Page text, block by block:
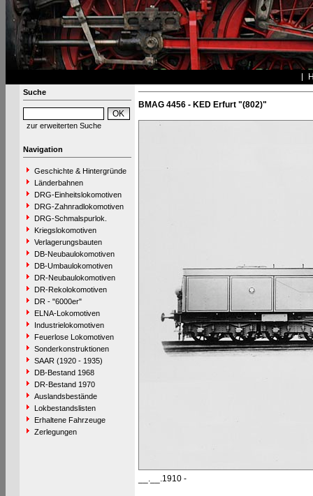
Suche
zur erweiterten Suche
Navigation
Geschichte & Hintergründe
Länderbahnen
DRG-Einheitslokomotiven
DRG-Zahnradlokomotiven
DRG-Schmalspurlok.
Kriegslokomotiven
Verlagerungsbauten
DB-Neubaulokomotiven
DB-Umbaulokomotiven
DR-Neubaulokomotiven
DR-Rekolokomotiven
DR - "6000er"
ELNA-Lokomotiven
Industrielokomotiven
Feuerlose Lokomotiven
Sonderkonstruktionen
SAAR (1920 - 1935)
DB-Bestand 1968
DR-Bestand 1970
Auslandsbestände
Lokbestandslisten
Erhaltene Fahrzeuge
Zerlegungen
BMAG 4456 - KED Erfurt "(802)"
__.__.1910 -